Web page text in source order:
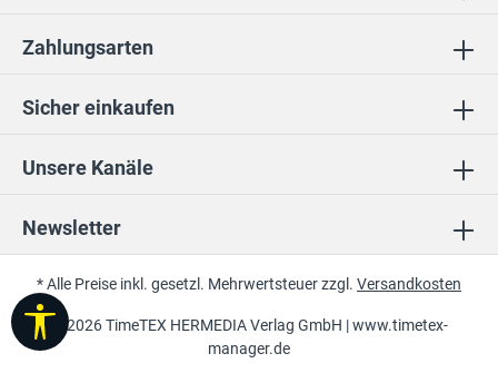
Unsere Kanäle
Sicher einkaufen
Newsletter
Zahlungsarten
© 2026 TimeTEX HERMEDIA Verlag GmbH |www.timetex-
manager.de
* Alle Preise inkl. gesetzl. Mehrwertsteuer zzgl. Versandkosten
Werkzeugleiste anzeigen